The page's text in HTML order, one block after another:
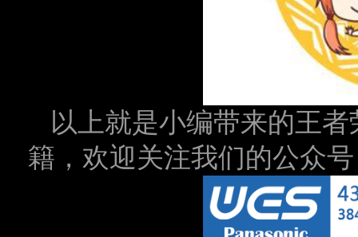
以上就是小编带来的王
籍，欢迎关注我们的公众